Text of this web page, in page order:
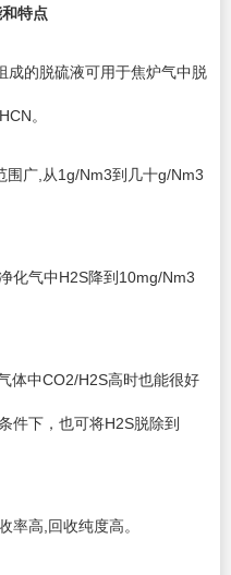
特点
的脱硫液可用于焦炉气中脱
。
广,从1g/Nm3到几十g/Nm3
气中H2S降到10mg/Nm3
中CO2/H2S高时也能很好
件下，也可将H2S脱除到
高,回收纯度高。